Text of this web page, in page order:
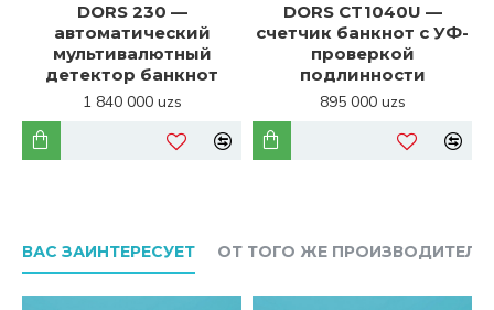
DORS 230 —
автоматический
мультивалютный
детектор банкнот
1 840 000 uzs
DORS CT1040U —
счетчик банкнот с УФ-
проверкой
подлинности
895 000 uzs
ВАС ЗАИНТЕРЕСУЕТ ОТ ТОГО ЖЕ ПРОИЗВОДИТЕЛЯ